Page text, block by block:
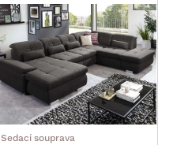
Sedací souprava